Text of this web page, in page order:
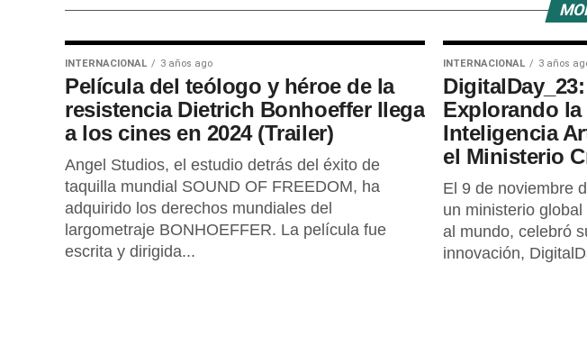
INTERNACIONAL 3 años ago
Película del teólogo y héroe de la
resistencia Dietrich Bonhoeffer llega
a los cines en 2024 (Trailer)
Angel Studios, el estudio detrás del éxito de
taquilla mundial SOUND OF FREEDOM, ha
adquirido los derechos mundiales del
largometraje BONHOEFFER. La película fue
escrita y dirigida...
INTERNACIONAL 3 años
Explorando
Inteligencia
el Ministerio
El 9 de noviembre
un ministerio
al mundo, celebró
innovación,